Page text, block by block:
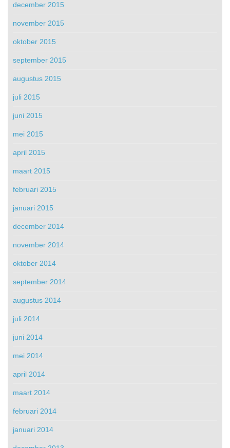
december 2015
november 2015
oktober 2015
september 2015
augustus 2015
juli 2015
juni 2015
mei 2015
april 2015
maart 2015
februari 2015
januari 2015
december 2014
november 2014
oktober 2014
september 2014
augustus 2014
juli 2014
juni 2014
mei 2014
april 2014
maart 2014
februari 2014
januari 2014